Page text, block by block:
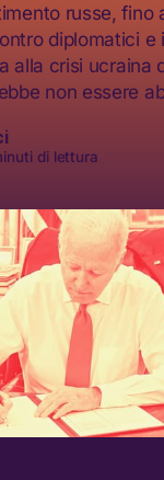
russe, fino
diplomatici e
alla crisi ucraina
non essere
di lettura